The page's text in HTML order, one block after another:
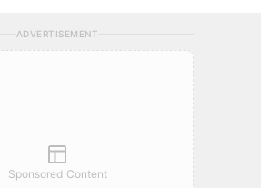
ADVERTISEMENT
Sponsored Content